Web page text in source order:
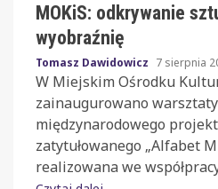
MOKiS: odkrywanie
wyobraźnię
Tomasz Dawidowicz 7 sierpnia
W Miejskim Ośrodku
zainaugurowano warsztaty
międzynarodowego
zatytułowanego „Alfabet
realizowana we